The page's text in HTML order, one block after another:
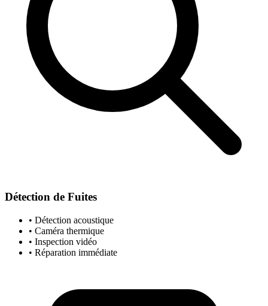
Détection de Fuites
• Détection acoustique
• Caméra thermique
• Inspection vidéo
• Réparation immédiate